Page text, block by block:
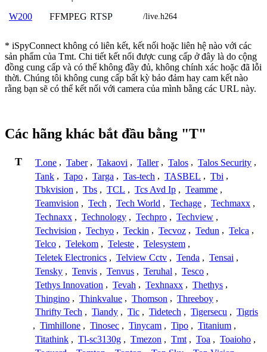
W200 FFMPEG RTSP /live.h264
* iSpyConnect không có liên kết, kết nối hoặc liên hệ nào với các
sản phẩm của Tmt. Chi tiết kết nối được cung cấp ở đây là do cộng
đồng cung cấp và có thể không đầy đủ, không chính xác hoặc đã lỗi
thời. Chúng tôi không cung cấp bất kỳ bảo đảm hay cam kết nào
rằng bạn sẽ có thể kết nối với camera của mình bằng các URL này.
Các hãng khác bắt đầu bằng "T"
T T.one , Taber , Takaovi , Taller , Talos , Talos Security ,
Tank , Tapo , Targa , Tas-tech , TASBEL , Tbi ,
Tbkvision , Tbs , TCL , Tcs Avd Ip , Teamme ,
Teamvision , Tech , Tech World , Techage , Techmaxx ,
Technaxx , Technology , Techpro , Techview ,
Techvision , Techyo , Teckin , Tecvoz , Tedun , Telca ,
Telco , Telekom , Teleste , Telesystem ,
Teletek Electronics , Telview Cctv , Tenda , Tensai ,
Tensky , Tenvis , Tenvus , Teruhal , Tesco ,
Tethys Innovation , Tevah , Texhnaxx , Thethys ,
Thingino , Thinkvalue , Thomson , Threeboy ,
Thrifty Tech , Tiandy , Tic , Tidetech , Tigersecu , Tigris
, Timhillone , Tinosec , Tinycam , Tipo , Titanium ,
Titathink , Tl-sc3130g , Tmezon , Tmt , Toa , Toaioho ,